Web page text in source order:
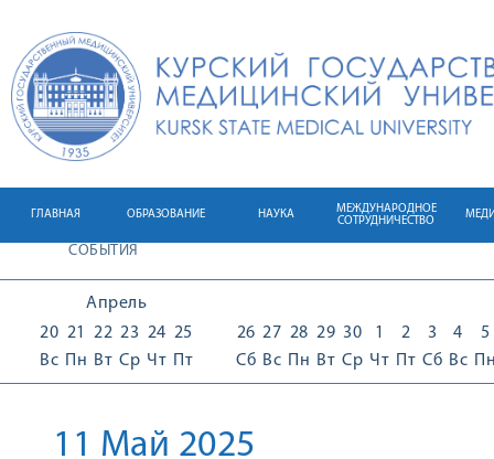
ГЛАВНАЯ ОБРАЗОВАНИЕ НАУКА
МЕЖДУНАРОДНОЕ
СОТРУДНИЧЕСТВО
СОБЫТИЯ
Апрель
20
Вс
21
Пн
22
Вт
23
Ср
24
Чт
25
Пт
26
Сб
27
Вс
28
Пн
29
Вт
30
Ср
1
Чт
2
Пт
3
Сб
4
Вс
5
11 Май 2025